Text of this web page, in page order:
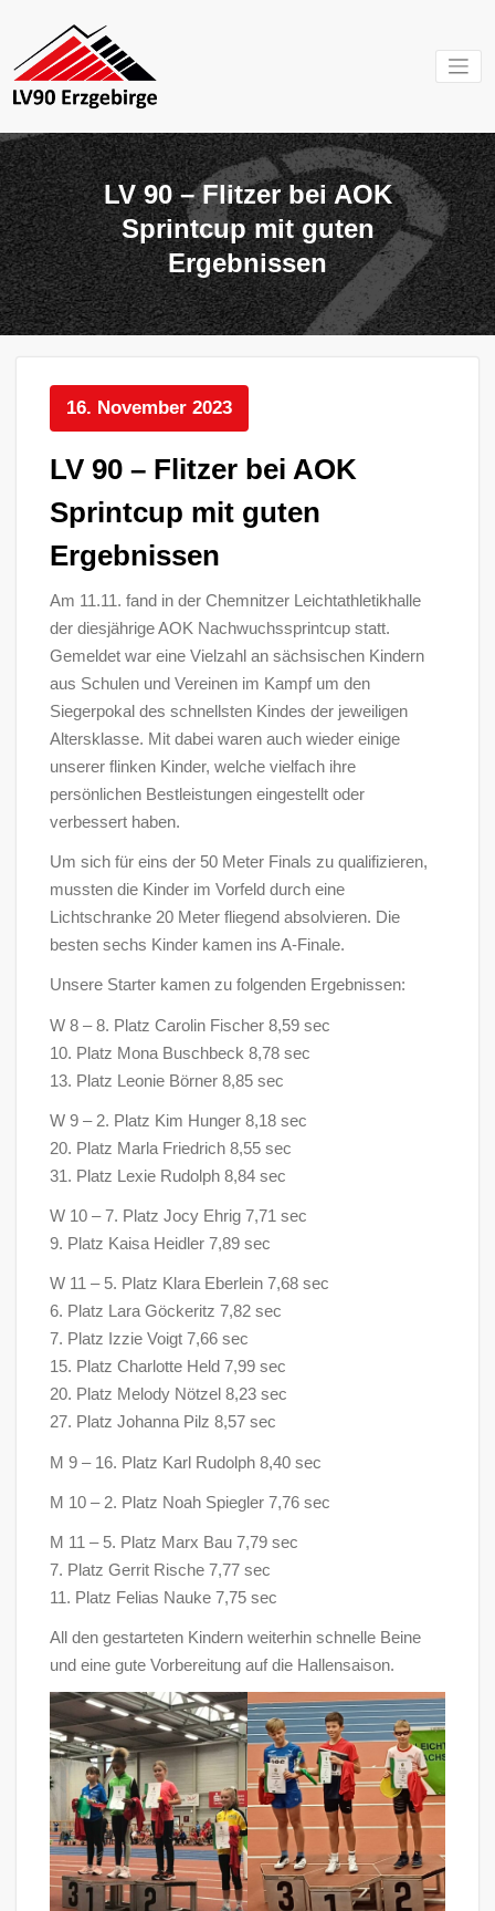
springen
e.V.
Mein Verein im
LV 90 – Flitzer bei AOK
Sprintcup mit guten
Ergebnissen
16. November 2023
LV 90 – Flitzer bei AOK
Sprintcup mit guten
Ergebnissen
Am 11.11. fand in der Chemnitzer Leichtathletikhalle
der diesjährige AOK Nachwuchssprintcup statt.
Gemeldet war eine Vielzahl an sächsischen Kindern
aus Schulen und Vereinen im Kampf um den
Siegerpokal des schnellsten Kindes der jeweiligen
Altersklasse. Mit dabei waren auch wieder einige
unserer flinken Kinder, welche vielfach ihre
persönlichen Bestleistungen eingestellt oder
verbessert haben.
Um sich für eins der 50 Meter Finals zu qualifizieren,
mussten die Kinder im Vorfeld durch eine
Lichtschranke 20 Meter fliegend absolvieren. Die
besten sechs Kinder kamen ins A-Finale.
Unsere Starter kamen zu folgenden Ergebnissen:
W 8 – 8. Platz Carolin Fischer 8,59 sec
10. Platz Mona Buschbeck 8,78 sec
13. Platz Leonie Börner 8,85 sec
W 9 – 2. Platz Kim Hunger 8,18 sec
20. Platz Marla Friedrich 8,55 sec
31. Platz Lexie Rudolph 8,84 sec
W 10 – 7. Platz Jocy Ehrig 7,71 sec
9. Platz Kaisa Heidler 7,89 sec
W 11 – 5. Platz Klara Eberlein 7,68 sec
6. Platz Lara Göckeritz 7,82 sec
7. Platz Izzie Voigt 7,66 sec
15. Platz Charlotte Held 7,99 sec
20. Platz Melody Nötzel 8,23 sec
27. Platz Johanna Pilz 8,57 sec
M 9 – 16. Platz Karl Rudolph 8,40 sec
M 10 – 2. Platz Noah Spiegler 7,76 sec
M 11 – 5. Platz Marx Bau 7,79 sec
7. Platz Gerrit Rische 7,77 sec
11. Platz Felias Nauke 7,75 sec
All den gestarteten Kindern weiterhin schnelle Beine
und eine gute Vorbereitung auf die Hallensaison.